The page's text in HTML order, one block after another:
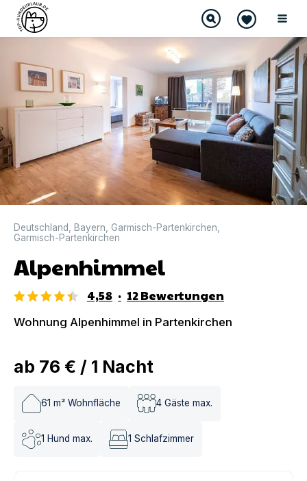
DIREKT BUCHBAR
Deutschland Bayern Garmisch-Partenkirchen
Garmisch-Partenkirchen
Alpenhimmel
4,58 · 12Bewertungen
Wohnung Alpenhimmel in Partenkirchen
ab 76 € / 1 Nacht
61 m² Wohnfläche 4 Gäste max.
1 Hund max. 1 Schlafzimmer